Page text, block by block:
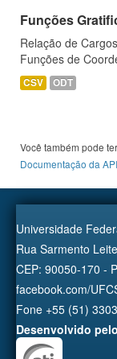
Funções
Relação de
Funções de
CSV ODT
Você também pode
Documentação da API
Universidade
Rua Sarmento
CEP: 90050-170 -
facebook.com/
Fone +55 (51)
Desenvolvido pelo